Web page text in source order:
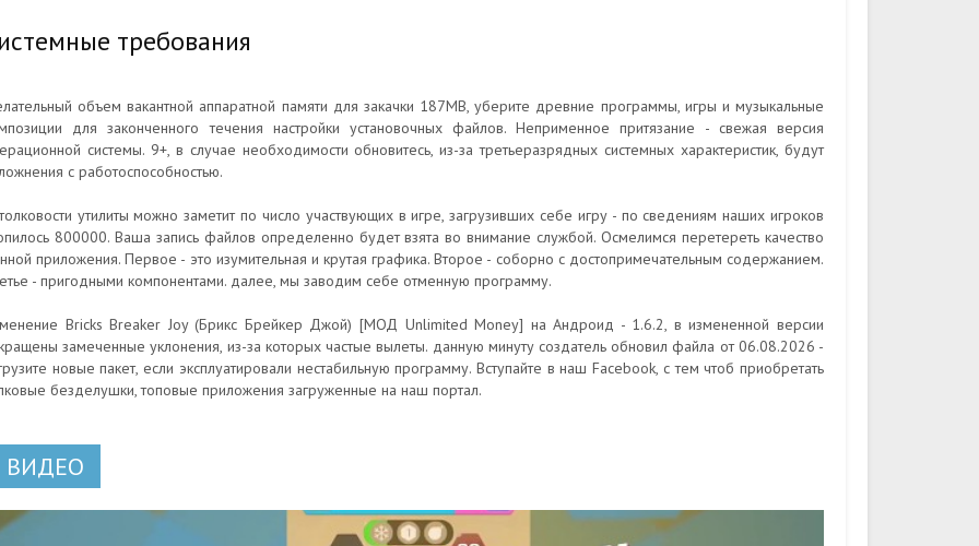
требования
объем вакантной аппаратной памяти для закачки 187MB, уберите древние программы, игры и музыкальные
для законченного течения настройки установочных файлов. Неприменное притязание - свежая версия
системы. 9+, в случае необходимости обновитесь, из-за третьеразрядных системных характеристик, будут
с работоспособностью.
утилиты можно заметит по число участвующих в игре, загрузивших себе игру - по сведениям наших игроков
800000. Ваша запись файлов определенно будет взята во внимание службой. Осмелимся перетереть качество
приложения. Первое - это изумительная и крутая графика. Второе - соборно с достопримечательным содержанием.
- пригодными компонентами. далее, мы заводим себе отменную программу.
Bricks Breaker Joy (Брикс Брейкер Джой) [МОД Unlimited Money] на Андроид - 1.6.2, в измененной версии
замеченные уклонения, из-за которых частые вылеты. данную минуту создатель обновил файла от 06.08.2026 -
новые пакет, если эксплуатировали нестабильную программу. Вступайте в наш Facebook, с тем чтоб приобретать
безделушки, топовые приложения загруженные на наш портал.
ВИДЕО